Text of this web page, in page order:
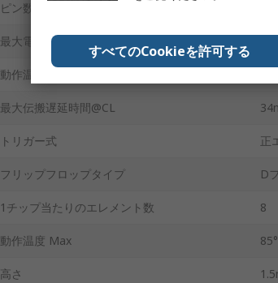
ピン数
最大電源電圧
動作温度 Min
最大伝搬遅延時間@CL
トリガー式 正
フリップフロップタイプ D
1チップ当たりのエレメント数 8
動作温度 Max
高さ
すべてのCookieを許可する